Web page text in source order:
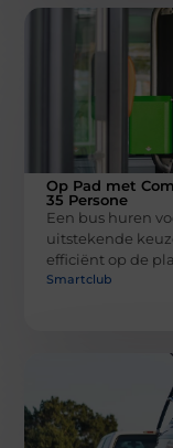
Op Pad met
35 Persone
Een bus huren
uitstekende
efficiënt op de
Smartclub